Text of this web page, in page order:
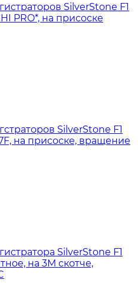
SilverStone F1
PRO*, на присоске
SilverStone F1
на присоске, вращение
SilverStone F1
на 3М скотче,